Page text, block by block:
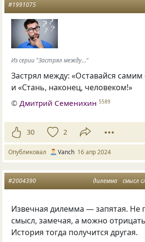
#1991075
Из серии "Застрял между..."
Застрял между: «Оставайся самим
и «Стань, наконец, человеком!»
©Дмитрий Семенихин 5589
30 2
Опубликовал Vanch 16 апр 2024
дилемма смысл
#2004390
Извечная дилемма — запятая. Не
смысл, замечая, а можно
История тогда получится другая.